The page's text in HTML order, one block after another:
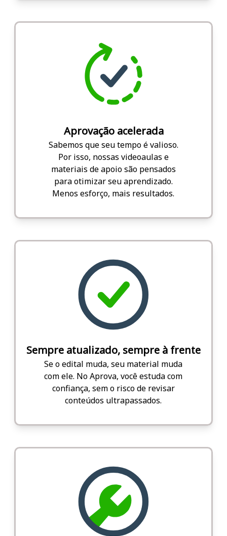
Aprovação acelerada
Sabemos que seu tempo é valioso.
Por isso, nossas videoaulas e
materiais de apoio são pensados
para otimizar seu aprendizado.
Menos esforço, mais resultados.
Sempre atualizado, sempre à frente
Se o edital muda, seu material muda
com ele. No Aprova, você estuda com
confiança, sem o risco de revisar
conteúdos ultrapassados.